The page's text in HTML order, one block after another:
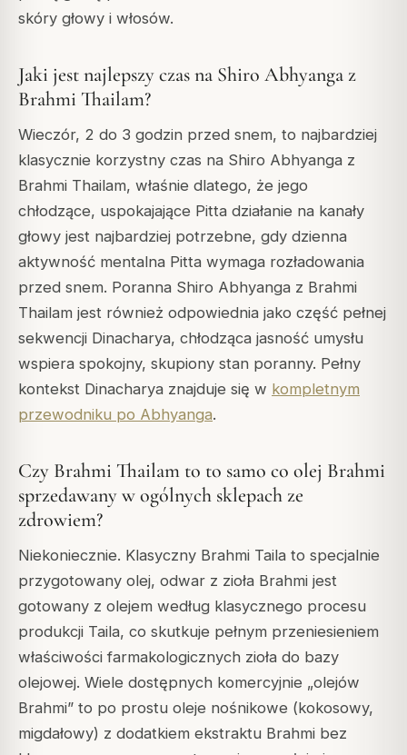
skóry głowy i włosów.
Jaki jest najlepszy czas na Shiro Abhyanga z
Brahmi Thailam?
Wieczór, 2 do 3 godzin przed snem, to najbardziej
klasycznie korzystny czas na Shiro Abhyanga z
Brahmi Thailam, właśnie dlatego, że jego
chłodzące, uspokajające Pitta działanie na kanały
głowy jest najbardziej potrzebne, gdy dzienna
aktywność mentalna Pitta wymaga rozładowania
przed snem. Poranna Shiro Abhyanga z Brahmi
Thailam jest również odpowiednia jako część pełnej
sekwencji Dinacharya, chłodząca jasność umysłu
wspiera spokojny, skupiony stan poranny. Pełny
kontekst Dinacharya znajduje się w kompletnym
przewodniku po Abhyanga.
Czy Brahmi Thailam to to samo co olej Brahmi
sprzedawany w ogólnych sklepach ze
zdrowiem?
Niekoniecznie. Klasyczny Brahmi Taila to specjalnie
przygotowany olej, odwar z zioła Brahmi jest
gotowany z olejem według klasycznego procesu
produkcji Taila, co skutkuje pełnym przeniesieniem
właściwości farmakologicznych zioła do bazy
olejowej. Wiele dostępnych komercyjnie „olejów
Brahmi” to po prostu oleje nośnikowe (kokosowy,
migdałowy) z dodatkiem ekstraktu Brahmi bez